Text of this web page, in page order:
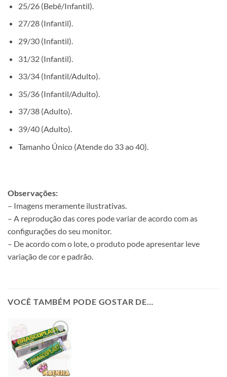
25/26 (Bebê/Infantil).
27/28 (Infantil).
29/30 (Infantil).
31/32 (Infantil).
33/34 (Infantil/Adulto).
35/36 (Infantil/Adulto).
37/38 (Adulto).
39/40 (Adulto).
Tamanho Único (Atende do 33 ao 40).
Observações:
– Imagens meramente ilustrativas.
– A reprodução das cores pode variar de acordo com as
configurações do seu monitor.
– De acordo com o lote, o produto pode apresentar leve
variação de cor e padrão.
VOCÊ TAMBÉM PODE GOSTAR DE…